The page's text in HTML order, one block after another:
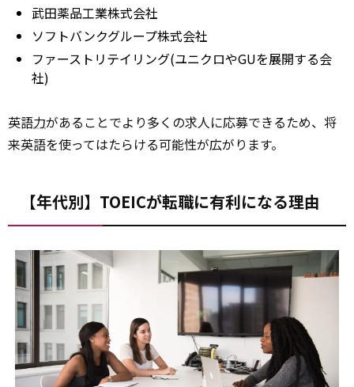
武田薬品工業株式会社
ソフトバンクグループ株式会社
ファーストリテイリング(ユニクロやGUを展開する会
社)
英語力があることでより多くの求人に応募できるため、将
来英語を使ってはたらける可能性が広がります。
【年代別】TOEICが転職に有利になる理由